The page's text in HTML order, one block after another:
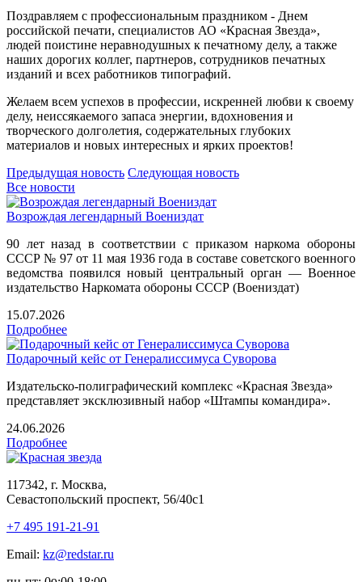
Поздравляем с профессиональным праздником - Днем
российской печати, специалистов АО «Красная Звезда»,
людей поистине неравнодушных к печатному делу, а также
наших дорогих коллег, партнеров, сотрудников печатных
изданий и всех работников типографий.
Желаем всем успехов в профессии, искренней любви к своему
делу, неиссякаемого запаса энергии, вдохновения и
творческого долголетия, содержательных глубоких
материалов и новых интересных и ярких проектов!
Предыдущая новость Следующая новость
Все новости
Возрождая легендарный Воениздат
90 лет назад в соответствии с приказом наркома обороны
СССР № 97 от 11 мая 1936 года в составе советского военного
ведомства появился новый центральный орган — Военное
издательство Наркомата обороны СССР (Воениздат)
15.07.2026
Подробнее
Подарочный кейс от Генералиссимуса Суворова
Издательско-полиграфический комплекс «Красная Звезда»
представляет эксклюзивный набор «Штампы командира».
24.06.2026
Подробнее
117342, г. Москва,
Севастопольский проспект, 56/40с1
+7 495 191-21-91
Email: kz@redstar.ru